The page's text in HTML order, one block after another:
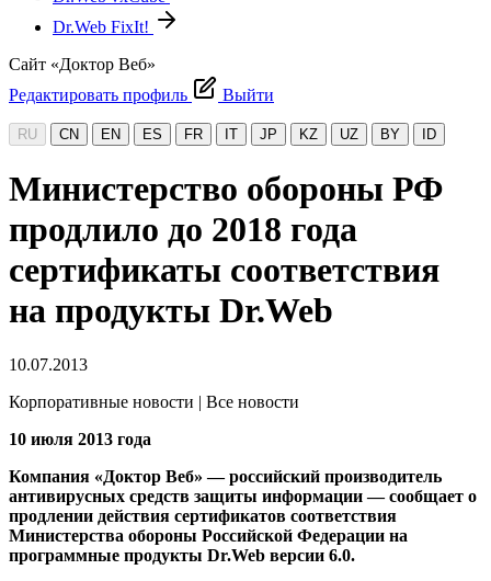
Dr.Web FixIt!
Сайт «Доктор Веб»
Редактировать профиль
Выйти
RU CN EN ES FR IT JP KZ UZ BY ID
Министерство обороны РФ
продлило до 2018 года
сертификаты соответствия
на продукты Dr.Web
10.07.2013
Корпоративные новости | Все новости
10 июля 2013 года
Компания «Доктор Веб» — российский производитель
антивирусных средств защиты информации — сообщает о
продлении действия сертификатов соответствия
Министерства обороны Российской Федерации на
программные продукты Dr.Web версии 6.0.